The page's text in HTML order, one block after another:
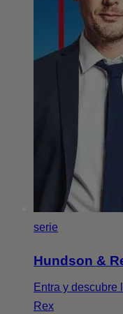
serie
Hundson &
Entra y descubre
Rex